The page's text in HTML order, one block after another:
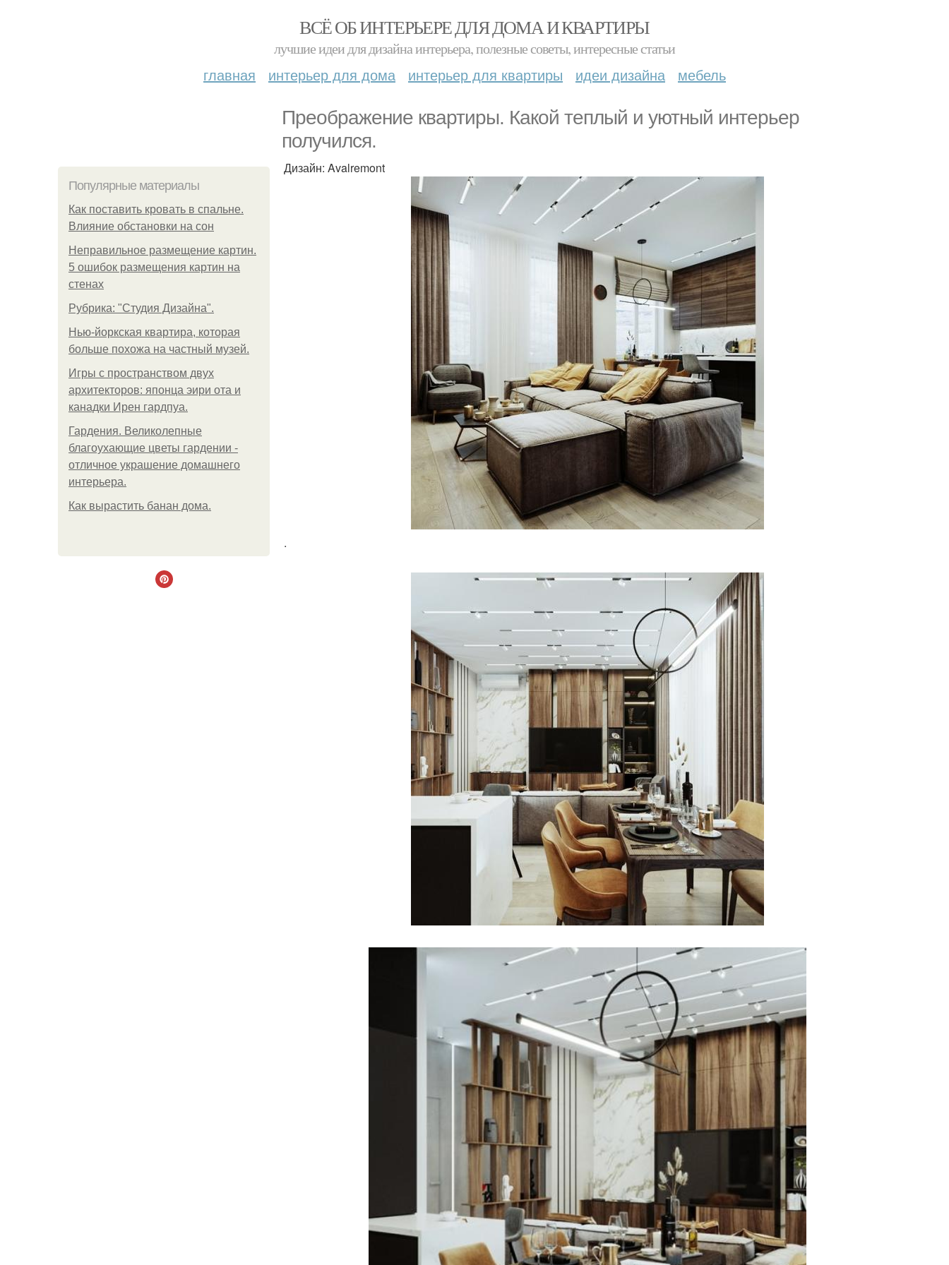
ВСЁ ОБ ИНТЕРЬЕРЕ ДЛЯ ДОМА И КВАРТИРЫ
лучшие идеи для дизайна интерьера, полезные советы, интересные статьи
главная интерьер для дома интерьер для квартиры идеи дизайна мебель
Преображение квартиры. Какой теплый и уютный интерьер
получился.
Популярные материалы
Как поставить кровать в спальне.
Влияние обстановки на сон
Неправильное размещение картин.
5 ошибок размещения картин на
стенах
Рубрика: "Студия Дизайна".
Нью-йоркская квартира, которая
больше похожа на частный музей.
Игры с пространством двух
архитекторов: японца эири ота и
канадки Ирен гардпуа.
Гардения. Великолепные
благоухающие цветы гардении -
отличное украшение домашнего
интерьера.
Как вырастить банан дома.
Дизайн: Avalremont
.